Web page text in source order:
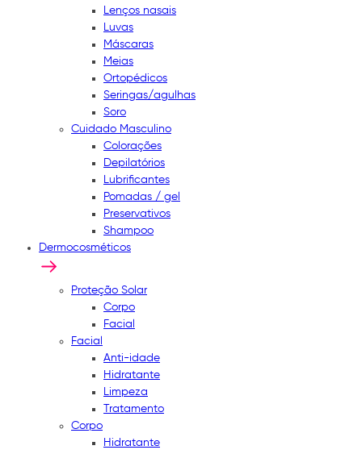
Lenços nasais
Luvas
Máscaras
Meias
Ortopédicos
Seringas/agulhas
Soro
Cuidado Masculino
Colorações
Depilatórios
Lubrificantes
Pomadas / gel
Preservativos
Shampoo
Dermocosméticos
Proteção Solar
Corpo
Facial
Facial
Anti-idade
Hidratante
Limpeza
Tratamento
Corpo
Hidratante